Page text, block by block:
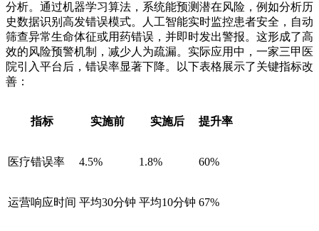
分析。通过机器学习算法，系统能预测潜在风险，例如分析历
史数据识别高发错误模式。人工智能实时监控患者安全，自动
筛查异常生命体征或用药错误，并即时发出警报。这形成了高
效的风险预警机制，减少人为疏漏。实际应用中，一家三甲医
院引入平台后，错误率显著下降。以下表格展示了关键指标改
善：
指标 实施前 实施后 提升率
医疗错误率 4.5% 1.8% 60%
运营响应时间 平均30分钟 平均10分钟 67%